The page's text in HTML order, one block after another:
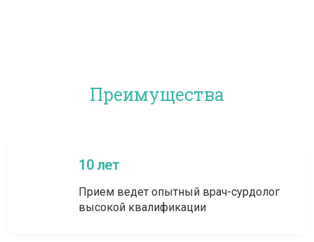
Преимущества
10 лет
Прием ведет опытный врач-сурдолог
высокой квалификации